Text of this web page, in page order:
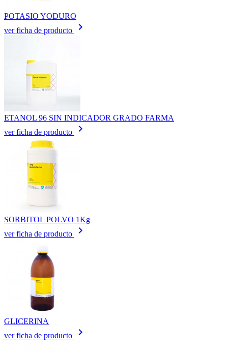
POTASIO YODURO
ver ficha de producto
keyboard_arrow_right
ETANOL 96 SIN INDICADOR GRADO FARMA
ver ficha de producto
keyboard_arrow_right
SORBITOL POLVO 1Kg
ver ficha de producto
keyboard_arrow_right
GLICERINA
ver ficha de producto
keyboard_arrow_right